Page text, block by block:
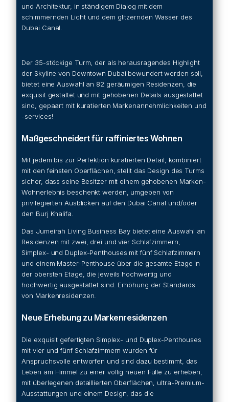
und Architektur, in ständigem Dialog mit dem
schimmernden Licht und dem glitzernden Wasser des
Dubai Canal.
Der 35-stöckige Turm, der als herausragendes Highlight
der Skyline von Downtown Dubai bewundert werden soll,
bietet eine Auswahl an 82 geräumigen Residenzen, die
exquisit gestaltet und mit gehobenen Details ausgestattet
sind, gepaart mit kuratierten Markenannehmlichkeiten und
-services!
Maßgeschneidert für raffiniertes Wohnen
Mit jedem bis zur Perfektion kuratierten Detail, kombiniert
mit den feinsten Oberflächen, stellt das Design des Turms
sicher, dass seine Besitzer mit einem gehobenen Marken-
Wohnerlebnis beschenkt werden, umgeben von
privilegierten Ausblicken auf den Dubai Canal und/oder
den Burj Khalifa.
Das Jumeirah Living Business Bay bietet eine Auswahl an
Residenzen mit zwei, drei und vier Schlafzimmern,
Simplex- und Duplex-Penthouses mit fünf Schlafzimmern
und einem Master-Penthouse über die gesamte Etage in
der obersten Etage, die jeweils hochwertig und
hochwertig ausgestattet sind. Erhöhung der Standards
von Markenresidenzen.
Neue Erhebung zu Markenresidenzen
Die exquisit gefertigten Simplex- und Duplex-Penthouses
mit vier und fünf Schlafzimmern wurden für
Anspruchsvolle entworfen und sind dazu bestimmt, das
Leben am Himmel zu einer völlig neuen Fülle zu erheben,
mit überlegenen detaillierten Oberflächen, ultra-Premium-
Ausstattungen und einem Design, das die